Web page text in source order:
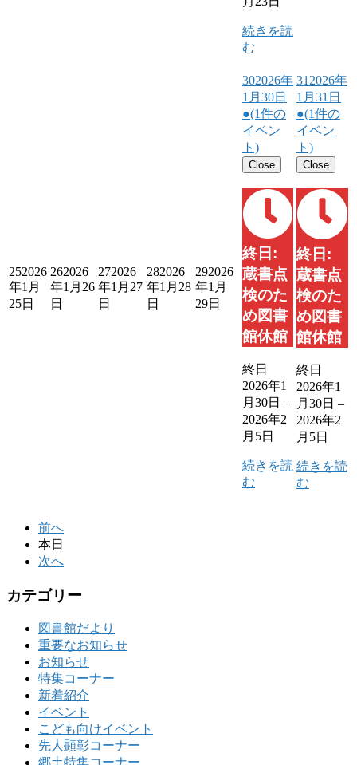
続きを読
む
252026
年1月
25日
262026
年1月26
日
272026
年1月27
日
282026
年1月28
日
292026
年1月
29日
302026年
1月30日
●(1件の
イベン
ト)
Close
終日:
蔵書点
検のた
め図書
館休館
終日
2026年1
月30日 –
2026年2
月5日
続きを読
む
31 2026年
1月31日
●(1件の
イベン
ト)
Close
終日:
蔵書点
検のた
め図書
館休館
終日
2026年1
月30日 –
2026年2
月5日
続きを読
む
前へ
本日
次へ
カテゴリー
図書館だより
重要なお知らせ
お知らせ
特集コーナー
新着紹介
イベント
こども向けイベント
先人顕彰コーナー